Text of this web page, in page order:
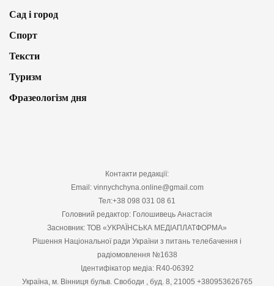
Сад і город
Спорт
Тексти
Туризм
Фразеологізм дня
Контакти редакції:
Email: vinnychchyna.online@gmail.com
Тел:+38 098 031 08 61
Головний редактор: Голошивець Анастасія
Засновник: ТОВ «УКРАЇНСЬКА МЕДІАПЛАТФОРМА»
Рішення Національної ради України з питань телебачення і
радіомовлення №1638
Ідентифікатор медіа: R40-06392
Україна, м. Вінниця бульв. Свободи , буд. 8, 21005 +380953626765